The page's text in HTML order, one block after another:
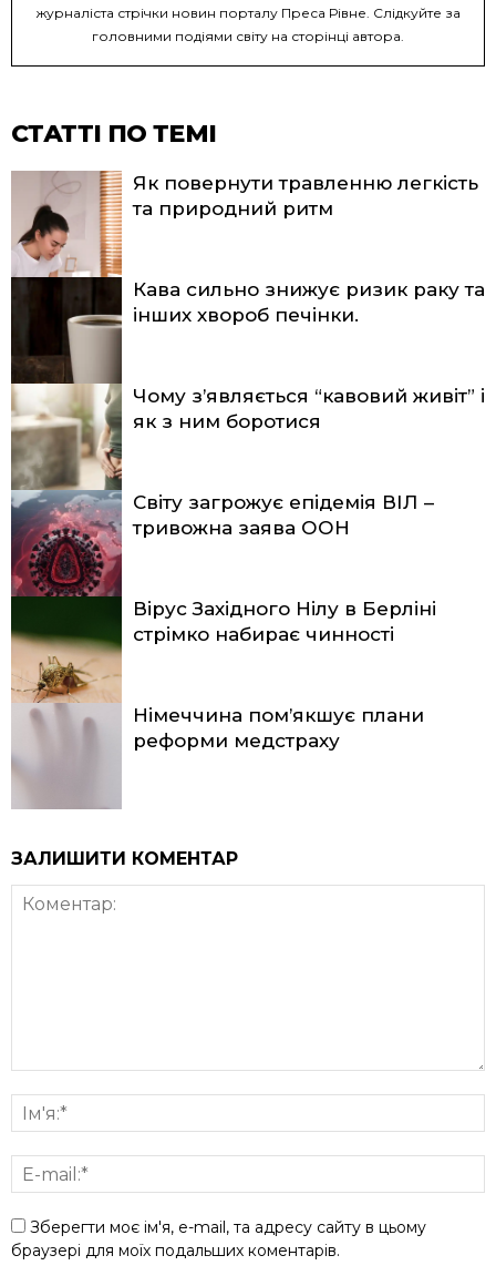
журналіста стрічки новин порталу Преса Рівне. Слідкуйте за
головними подіями світу на сторінці автора.
СТАТТІ ПО ТЕМІ
Як повернути травленню легкість
та природний ритм
Кава сильно знижує ризик раку та
інших хвороб печінки.
Чому з’являється “кавовий живіт” і
як з ним боротися
Світу загрожує епідемія ВІЛ –
тривожна заява ООН
Вірус Західного Нілу в Берліні
стрімко набирає чинності
Німеччина пом’якшує плани
реформи медстраху
ЗАЛИШИТИ КОМЕНТАР
Зберегти моє ім'я, e-mail, та адресу сайту в цьому
браузері для моїх подальших коментарів.